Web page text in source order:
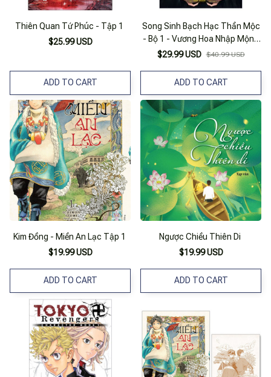
Thiên Quan Tứ Phúc - Tập 1
$25.99 USD
ADD TO CART
Song Sinh Bạch Hạc Thần Mộc
- Bộ 1 - Vương Hoa Nhập Mộng
- Tập 1 - Hoa Lạc Tam Đồ
$29.99 USD $40.99 USD
ADD TO CART
Kim Đồng - Miền An Lạc Tập 1
$19.99 USD
ADD TO CART
Ngược Chiều Thiên Di
$19.99 USD
ADD TO CART